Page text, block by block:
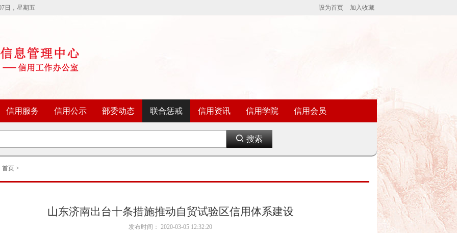
日，星期五 设为首页 加入收藏
信用服务 信用公示 部委动态 信用资讯 信用学院 信用会员
搜索
首页 >
山东济南出台十条措施推动自贸试验区信用体系建设
发布时间： 2020-03-05 12:32:20